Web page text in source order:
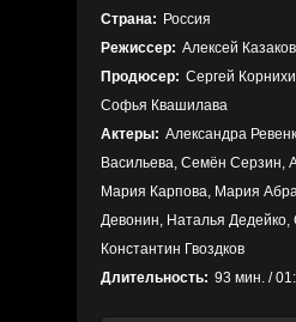
Страна: Россия
Режиссер: Алексей Казаков
Продюсер: Сергей
Софья Квашилава
Актеры: Александра
Васильева, Семён Серзин,
Мария Карпова, Мария
Девонин, Наталья Дедейко,
Константин Гвоздков
Длительность: 93 мин. /